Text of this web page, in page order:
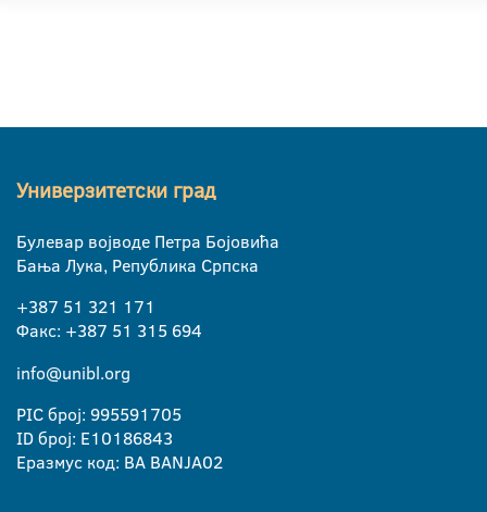
Универзитетски град
Булевар војводе Петра Бојовића
Бања Лука, Република Српска
+387 51 321 171
Факс: +387 51 315 694
info@unibl.org
PIC број: 995591705
ID број: E10186843
Еразмус код: BA BANJA02